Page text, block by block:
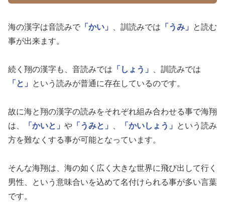
海の漢字は音読みで 「かい」 、訓読みでは 「うみ」
と読む
事が出来ます。
続く翔の漢字も、音読みでは 「しょう」
、訓読みでは
「と」
という読みが普通に存在しているのです。
故に海と翔の漢字の読みをそれぞれ組み合わせる事で海翔
は、
「かいと」 や 「うみと」 「かいしょう」
という読み
方を難なくする事が可能となっています。
そんな海翔は、海の如く広く大きな世界に飛び出して行く
男性、という意味合いを込めて名付けられる事が多い言葉
です。